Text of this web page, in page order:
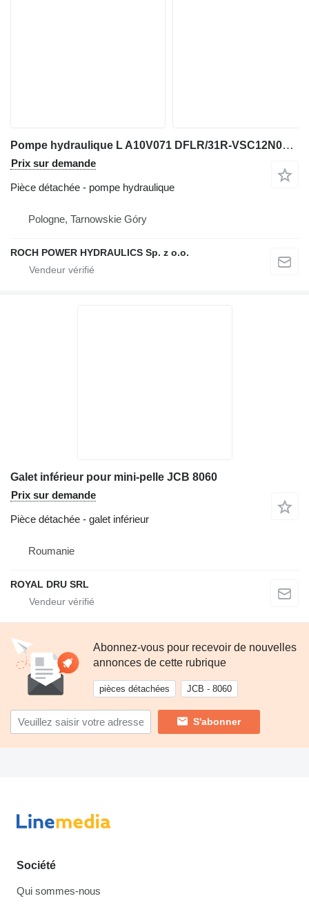
Pompe hydraulique L A10V071 DFLR/31R-VSC12N00-S1289 pour mini-pelle JCB 8060 MIDI
Prix sur demande
Pièce détachée - pompe hydraulique
Pologne, Tarnowskie Góry
ROCH POWER HYDRAULICS Sp. z o.o.
Galet inférieur pour mini-pelle JCB 8060
Prix sur demande
Pièce détachée - galet inférieur
Roumanie
ROYAL DRU SRL
Abonnez-vous pour recevoir de nouvelles
annonces de cette rubrique
pièces détachées JCB - 8060
S'abonner
Société
Qui sommes-nous